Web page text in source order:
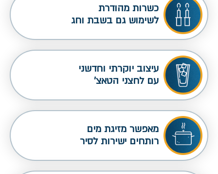
כשרות מהודרת
לשימוש גם בשבת וחג
עיצוב יוקרתי וחדשני
עם לחצני הטאצ'
מאפשר מזיגת מים
רותחים ישירות לסיר